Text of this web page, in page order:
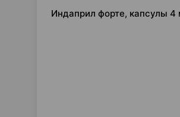
Индаприл форте, капсулы 4